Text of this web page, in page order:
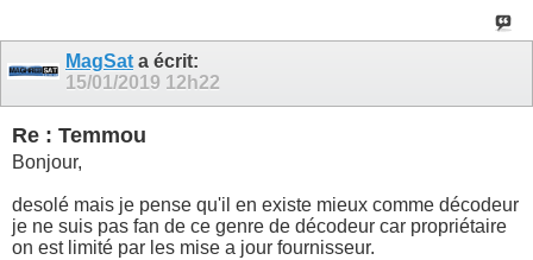
MagSat a écrit:
15/01/2019 12h22
Re : Temmou
Bonjour,
desolé mais je pense qu'il en existe mieux comme décodeur
je ne suis pas fan de ce genre de décodeur car propriétaire
on est limité par les mise a jour fournisseur.